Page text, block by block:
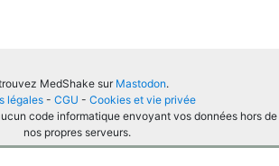
MedShake sur Mastodon.
légales - CGU - Cookies et vie privée
code informatique envoyant vos données hors de
nos propres serveurs.